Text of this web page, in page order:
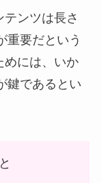
ンツは長さ
重要だという
めには、いか
鍵であるとい